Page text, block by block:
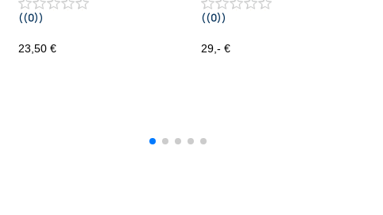
Passend für Kunststoff-Sterne
A4/A7 für den INNENBEREICH
((0))
23,50 €
Passend für Kunststoff-Sterne
A4/A7 geeignet für den
((0))
29,- €